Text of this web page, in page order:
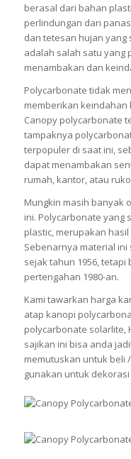
berasal dari bahan
perlindungan dari
dan tetesan hujan yang
adalah salah satu yang
menambakan dan
Polycarbonate tidak
memberikan keindahan
Canopy polycarbonate
tampaknya
terpopuler di saat ini,
dapat menambakan
rumah, kantor, atau
Mungkin masih banyak
ini. Polycarbonate yang
plastic, merupakan
Sebenarnya material ini
sejak tahun 1956,
pertengahan 1980-an.
Kami tawarkan harga
atap kanopi
polycarbonate solarlite,
sajikan ini bisa anda
memutuskan untuk beli
gunakan untuk